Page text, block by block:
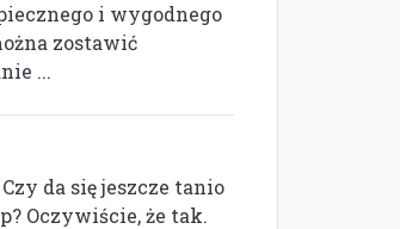
i wygodnego
zostawić
...
Czy da się jeszcze tanio
Oczywiście, że tak.